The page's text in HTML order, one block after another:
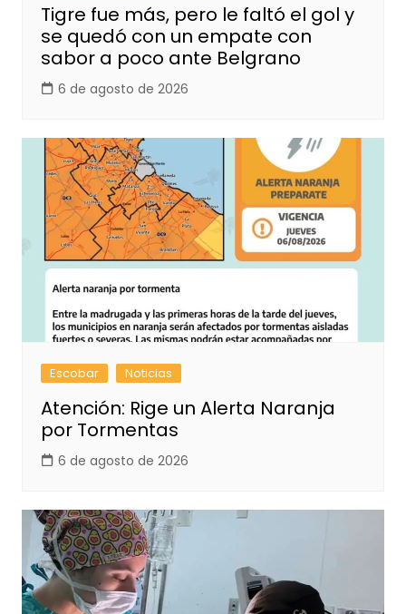
Tigre fue más, pero le faltó el gol y
se quedó con un empate con
sabor a poco ante Belgrano
6 de agosto de 2026
Escobar Noticias
Atención: Rige un Alerta Naranja
por Tormentas
6 de agosto de 2026